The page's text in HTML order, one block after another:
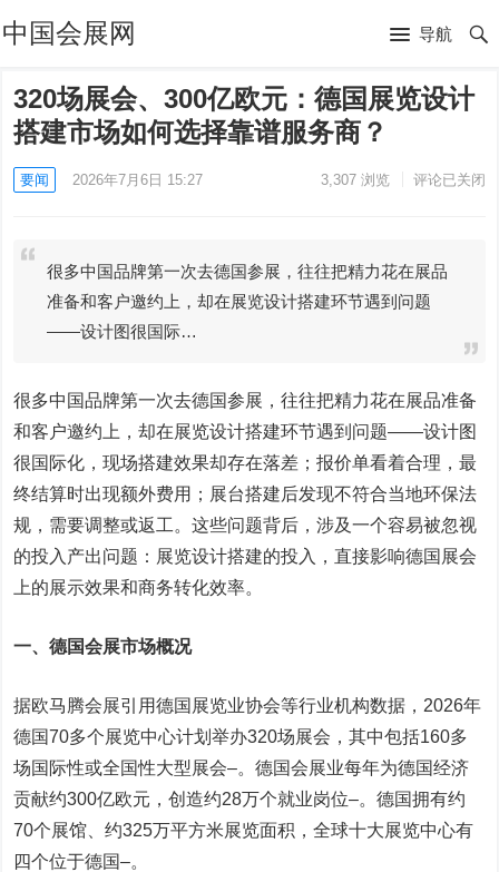
中国会展网 导航
320场展会、300亿欧元：德国展览设计
搭建市场如何选择靠谱服务商？
要闻 2026年7月6日 15:27 3,307浏览 评论已关闭
很多中国品牌第一次去德国参展，往往把精力花在展品
准备和客户邀约上，却在展览设计搭建环节遇到问题
——设计图很国际…
很多中国品牌第一次去德国参展，往往把精力花在展品准备
和客户邀约上，却在展览设计搭建环节遇到问题——设计图
很国际化，现场搭建效果却存在落差；报价单看着合理，最
终结算时出现额外费用；展台搭建后发现不符合当地环保法
规，需要调整或返工。这些问题背后，涉及一个容易被忽视
的投入产出问题：展览设计搭建的投入，直接影响德国展会
上的展示效果和商务转化效率。
一、德国会展市场概况
据欧马腾会展引用德国展览业协会等行业机构数据，2026年
德国70多个展览中心计划举办320场展会，其中包括160多
场国际性或全国性大型展会–。德国会展业每年为德国经济
贡献约300亿欧元，创造约28万个就业岗位–。德国拥有约
70个展馆、约325万平方米展览面积，全球十大展览中心有
四个位于德国–。